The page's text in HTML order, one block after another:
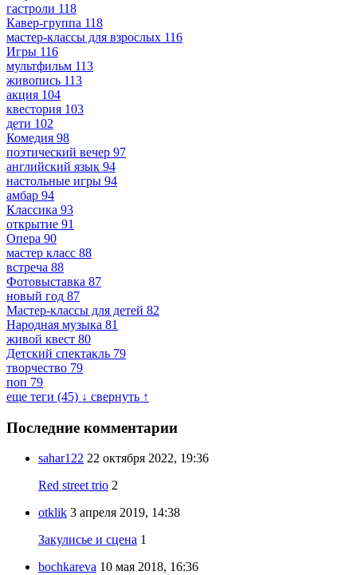
гастроли 118
Кавер-группа 118
мастер-классы для взрослых 116
Игры 116
мультфильм 113
живопись 113
акция 104
квестория 103
дети 102
Комедия 98
поэтический вечер 97
английский язык 94
настольные игры 94
амбар 94
Классика 93
открытие 91
Опера 90
мастер класс 88
встреча 88
Фотовыставка 87
новый год 87
Мастер-классы для детей 82
Народная музыка 81
живой квест 80
Детский спектакль 79
творчество 79
поп 79
еще теги (45) ↓ свернуть ↑
Последние комментарии
sahar122 22 октября 2022, 19:36
Red street trio 2
otklik 3 апреля 2019, 14:38
Закулисье и сцена 1
bochkareva 10 мая 2018, 16:36